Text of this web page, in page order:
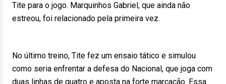
Tite para o jogo. Marquinhos Gabriel, que ainda não
estreou, foi relacionado pela primeira vez.
No último treino, Tite fez um ensaio tático e simulou
como seria enfrentar a defesa do Nacional, que joga com
duas linhas de quatro e aposta na forte marcação. Essa